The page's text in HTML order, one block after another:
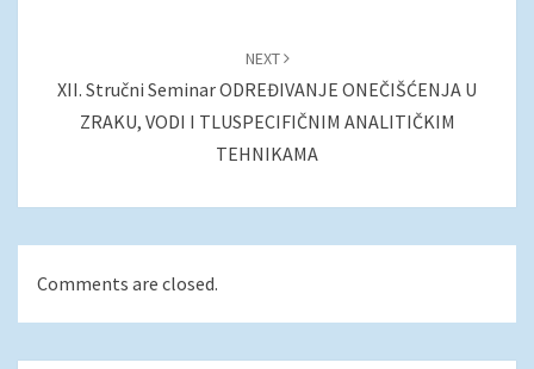
NEXT
XII. Stručni Seminar ODREĐIVANJE ONEČIŠĆENJA U
ZRAKU, VODI I TLUSPECIFIČNIM ANALITIČKIM
TEHNIKAMA
Comments are closed.